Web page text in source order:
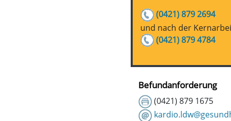
(0421) 879 2694
und nach der
(0421) 879 4784
Befundanforderung
(0421) 879 1675